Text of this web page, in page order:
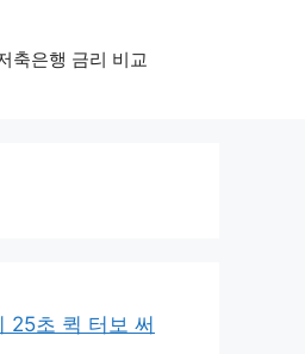
축은행 금리 비교
25초 퀵 터보 써